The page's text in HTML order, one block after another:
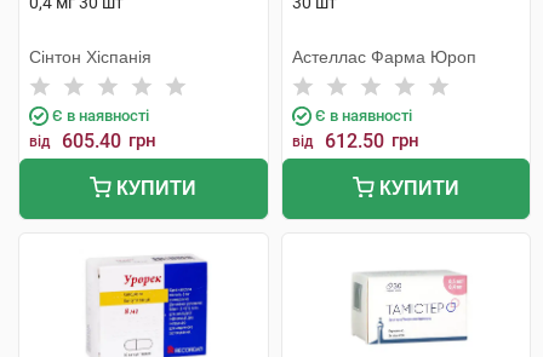
Сінтон Хіспанія
Є в наявності
від 605.40 грн
КУПИТИ
Астеллас Фарма Юроп
Є в наявності
від 612.50 грн
КУПИТИ